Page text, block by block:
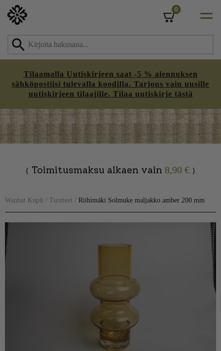
Tilaamalla Uutiskirjeen saat -5 % alennuksen
sähköpostiisi tulevalla koodilla. Tarjous vain uusille
uutiskirjeen tilaajille. Tilaa uutiskirje tästä
0
{ Toimitusmaksu alkaen vain 8,90 € }
Wanhat Kupit / Tuotteet / Riihimäki Solmuke maljakko amber 200 mm